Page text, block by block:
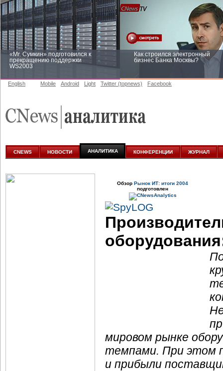
«Mr. Сумкин» подготовился к
прекращению поддержки
WS2003
Как строился электронный
бизнес Банка Москвы?
аналитике
English Mobile Android Light Twitter (topnews) Facebook
CNEWS НОВОСТИ АНАЛИТИКА КОНФЕРЕНЦИИ ЖУРНАЛ
Обзор Рынок ИТ: итоги 2004
подготовлен
мировом рынке
темпами. При этом
и прибыли